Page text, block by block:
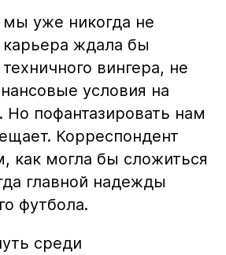
уже никогда не
карьера ждала бы
вингера, не
условия на
Но пофантазировать нам
Корреспондент
как могла бы сложиться
главной надежды
футбола.
среди